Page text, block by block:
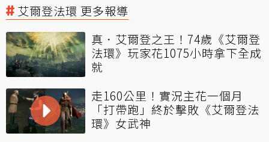
艾爾登法環 更多報導
真．艾爾登之王！74歲《艾爾登
法環》玩家花1075小時拿下全成
就
走160公里！實況主花一個月
「打帶跑」終於擊敗《艾爾登法
環》女武神